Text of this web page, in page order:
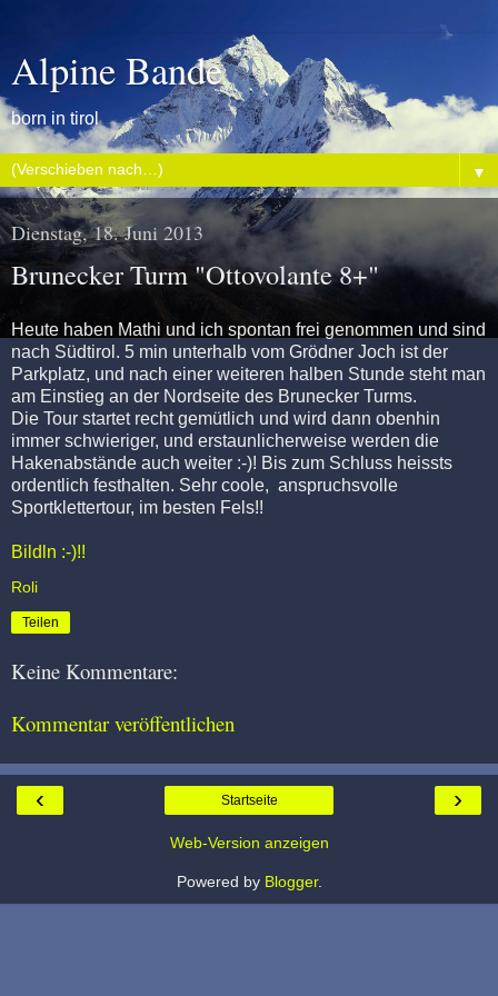
Alpine Bande
born in tirol
▼
Dienstag, 18. Juni 2013
Brunecker Turm "Ottovolante 8+"
Heute haben Mathi und ich spontan frei genommen und sind
nach Südtirol. 5 min unterhalb vom Grödner Joch ist der
Parkplatz, und nach einer weiteren halben Stunde steht man
am Einstieg an der Nordseite des Brunecker Turms.
Die Tour startet recht gemütlich und wird dann obenhin
immer schwieriger, und erstaunlicherweise werden die
Hakenabstände auch weiter :-)! Bis zum Schluss heissts
ordentlich festhalten. Sehr coole, anspruchsvolle
Sportklettertour, im besten Fels!!
Bildln :-)!!
Roli
Teilen
Keine Kommentare:
Kommentar veröffentlichen
‹ ›
Startseite
Web-Version anzeigen
Powered by Blogger.